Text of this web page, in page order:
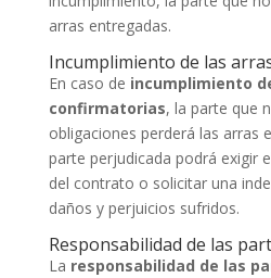
arras entregadas.
Incumplimiento de las
En caso de incumplimiento
confirmatorias, la parte que
obligaciones perderá las arras
parte perjudicada podrá exigir
del contrato o solicitar una
daños y perjuicios sufridos.
Responsabilidad de las
La responsabilidad de las